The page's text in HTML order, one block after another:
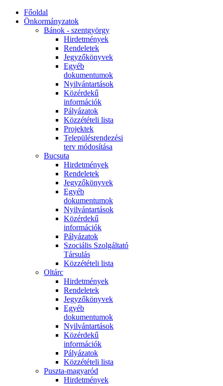
Főoldal
Önkormányzatok
Bánok - szentgyörgy
Hirdetmények
Rendeletek
Jegyzőkönyvek
Egyéb
dokumentumok
Nyilvántartások
Közérdekű
információk
Pályázatok
Közzétételi lista
Projektek
Településrendezési
terv módosítása
Bucsuta
Hirdetmények
Rendeletek
Jegyzőkönyvek
Egyéb
dokumentumok
Nyilvántartások
Közérdekű
információk
Pályázatok
Szociális Szolgáltató
Társulás
Közzétételi lista
Oltárc
Hirdetmények
Rendeletek
Jegyzőkönyvek
Egyéb
dokumentumok
Nyilvántartások
Közérdekű
információk
Pályázatok
Közzétételi lista
Puszta-magyaród
Hirdetmények